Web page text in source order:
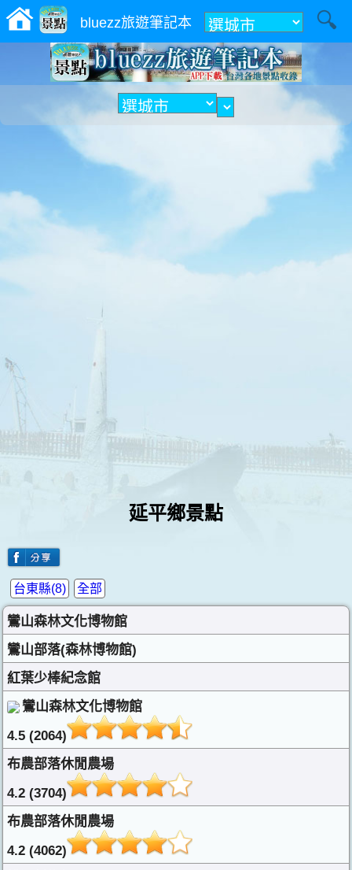
bluezz旅遊筆記本 附近
延平鄉景點
全部
台東縣(8)
鸞山森林文化博物館
鸞山部落(森林博物館)
紅葉少棒紀念館
鸞山森林文化博物館
4.5 (2064)
布農部落休閒農場
4.2 (3704)
布農部落休閒農場
4.2 (4062)